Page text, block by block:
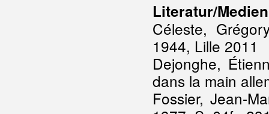
Literatur/Medien
Céleste,
1944, Lille 2011
Dejonghe,
dans la main
Fossier, Jean-